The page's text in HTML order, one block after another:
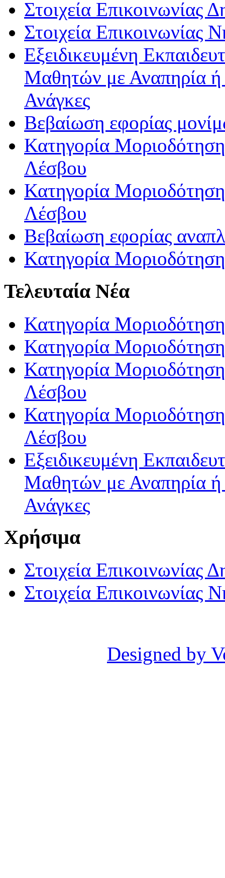
Στοιχεία Επικοινωνίας
Στοιχεία Επικοινωνίας
Εξειδικευμένη
Μαθητών με Αναπηρία ή /
Ανάγκες
Βεβαίωση εφορίας
Κατηγορία
Λέσβου
Κατηγορία
Λέσβου
Βεβαίωση εφορίας
Κατηγορία
Τελευταία Νέα
Κατηγορία
Κατηγορία
Κατηγορία
Λέσβου
Κατηγορία
Λέσβου
Εξειδικευμένη
Μαθητών με Αναπηρία ή /
Ανάγκες
Χρήσιμα
Στοιχεία Επικοινωνίας
Στοιχεία Επικοινωνίας
Designed by